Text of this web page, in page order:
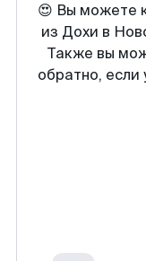
😍 Вы можете
из Дохи в
Также вы
обратно,